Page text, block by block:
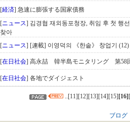
[経済] 急速に膨張する国家債務
[ニュース] 김경협 재외동포청장, 취임 후 첫 행
찾아
[ニュース] [連載] 이영덕의 《한솥》 창업기 (12)
[在日社会] 高永喆 韓半島モニタリング 第58
[在日社会] 各地でダイジェスト
..[11][12][13][14][15] [16] [
ブログ